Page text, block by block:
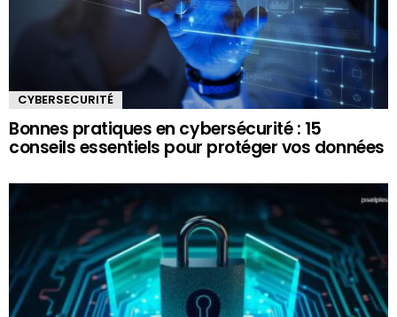
CYBERSECURITÉ
Bonnes pratiques en cybersécurité : 15
conseils essentiels pour protéger vos données